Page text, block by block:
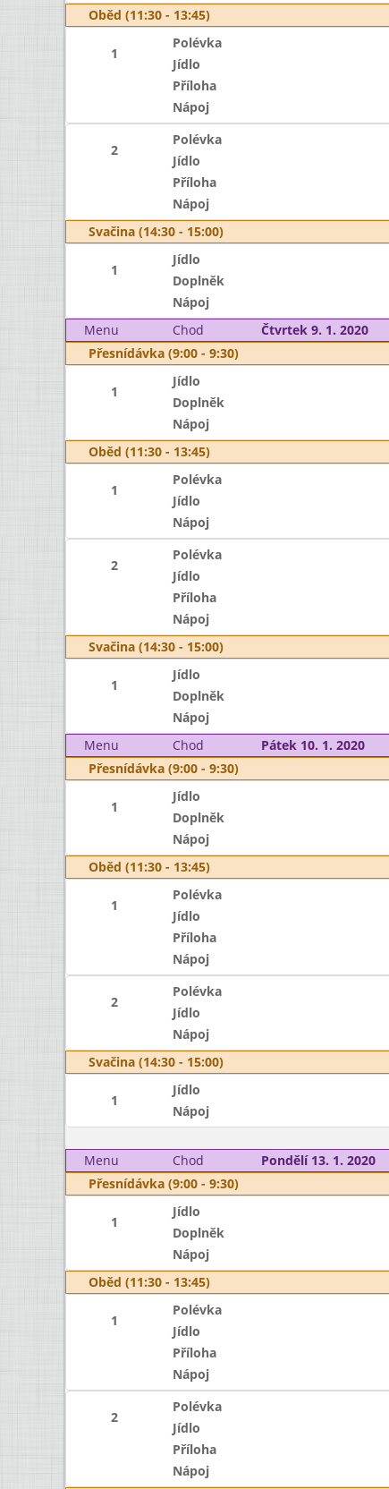
Oběd (11:30 - 13:45)
1
Polévka
Jídlo
Příloha
Nápoj
2
Polévka
Jídlo
Příloha
Nápoj
Svačina (14:30 - 15:00)
1
Jídlo
Doplněk
Nápoj
Menu
Chod Čtvrtek 9. 1. 2020
Přesnídávka (9:00 - 9:30)
1
Jídlo
Doplněk
Nápoj
Oběd (11:30 - 13:45)
1
Polévka
Jídlo
Nápoj
2
Polévka
Jídlo
Příloha
Nápoj
Svačina (14:30 - 15:00)
1
Jídlo
Doplněk
Nápoj
Menu
Chod Pátek 10. 1. 2020
Přesnídávka (9:00 - 9:30)
1
Jídlo
Doplněk
Nápoj
Oběd (11:30 - 13:45)
1
Polévka
Jídlo
Příloha
Nápoj
2
Polévka
Jídlo
Nápoj
Svačina (14:30 - 15:00)
1
Jídlo
Nápoj
Menu
Chod Pondělí 13. 1. 2020
Přesnídávka (9:00 - 9:30)
1
Jídlo
Doplněk
Nápoj
Oběd (11:30 - 13:45)
1
Polévka
Jídlo
Příloha
Nápoj
2
Polévka
Jídlo
Příloha
Nápoj